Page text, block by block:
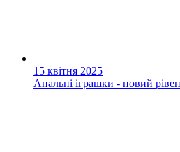
15 квітня 2025
Анальні іграшки - новий